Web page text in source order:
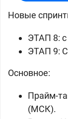
Новые
ЭТАП 8: c
ЭТАП 9:
Основное:
Прайм-
(МСК).